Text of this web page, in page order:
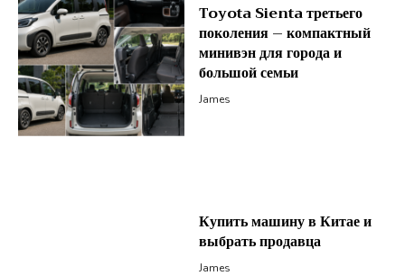
Toyota Sienta третьего
поколения – компактный
минивэн для города и
большой семьи
James
Купить машину в Китае и
выбрать продавца
James